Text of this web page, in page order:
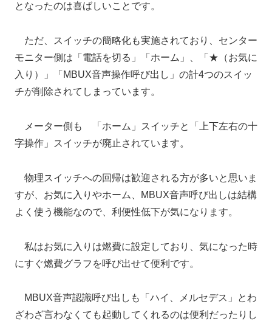
となったのは喜ばしいことです。
ただ、スイッチの簡略化も実施されており、センター
モニター側は「電話を切る」「ホーム」、「★（お気に
入り）」「MBUX音声操作呼び出し」の計4つのスイッ
チが削除されてしまっています。
メーター側も 「ホーム」スイッチと「上下左右の十
字操作」スイッチが廃止されています。
物理スイッチへの回帰は歓迎される方が多いと思いま
すが、お気に入りやホーム、MBUX音声呼び出しは結構
よく使う機能なので、利便性低下が気になります。
私はお気に入りは燃費に設定しており、気になった時
にすぐ燃費グラフを呼び出せて便利です。
MBUX音声認識呼び出しも「ハイ、メルセデス」とわ
ざわざ言わなくても起動してくれるのは便利だったりし